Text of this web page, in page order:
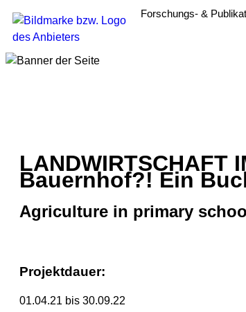
Forschungs- &
LANDWIRTSCHAFT
Bauernhof?! Ein
Agriculture in primary
Projektdauer:
01.04.21 bis 30.09.22